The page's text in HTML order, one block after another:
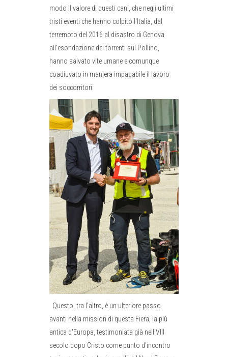
modo il valore di questi cani, che negli ultimi
tristi eventi che hanno colpito l'Italia, dal
terremoto del 2016 al disastro di Genova
all'esondazione dei torrenti sul Pollino,
hanno salvato vite umane e comunque
coadiuvato in maniera impagabile il lavoro
dei soccorritori.
Questo, tra l'altro, è un ulteriore passo
avanti nella mission di questa Fiera, la più
antica d'Europa, testimoniata già nell'VIII
secolo dopo Cristo come punto d'incontro